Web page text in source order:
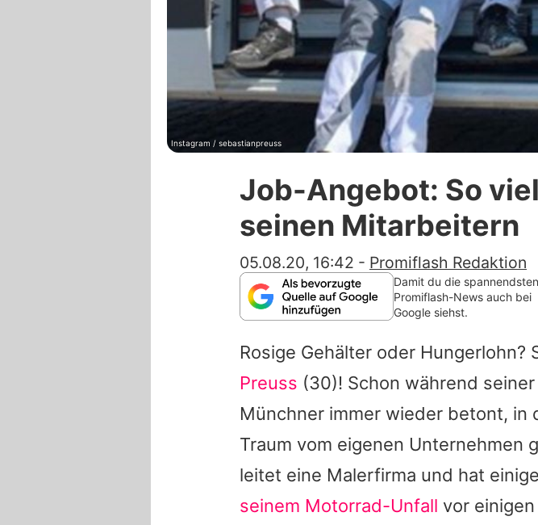
App
Utiq
Instagram / sebastianpreuss
Job-Angebot: So
seinen Mitarbeitern
05.08.20, 16:42 - Promiflash Redaktion
Damit du die spannendsten
Promiflash-News auch bei
Google siehst.
Rosige Gehälter oder Hungerlohn?
Preuss (30)! Schon während
Münchner immer wieder betont, in
Traum vom eigenen Unternehmen
leitet eine Malerfirma und hat
seinem Motorrad-Unfall vor